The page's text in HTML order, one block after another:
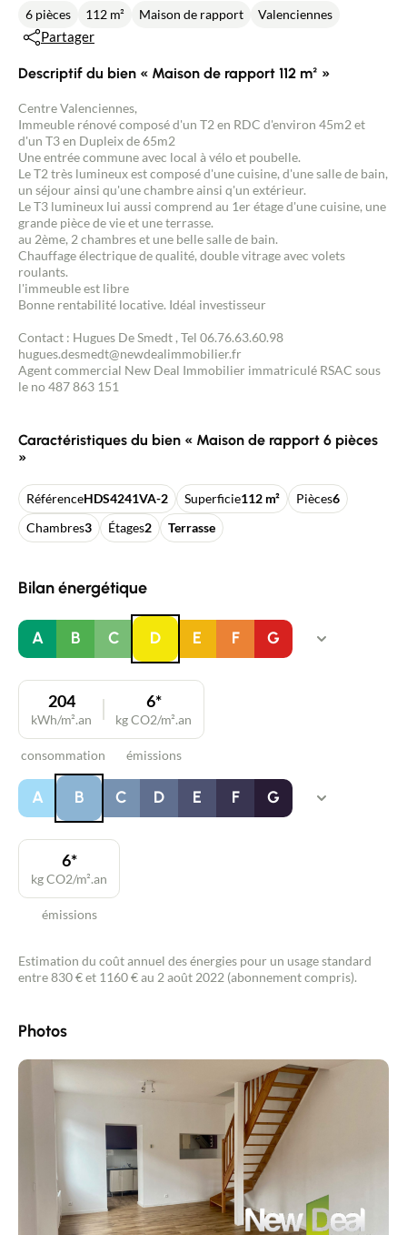
6 pièces 112 m² Maison de rapport Valenciennes
Partager
Descriptif du bien « Maison de rapport 112 m² »
Centre Valenciennes,
Immeuble rénové composé d'un T2 en RDC d'environ 45m2 et
d'un T3 en Dupleix de 65m2
Une entrée commune avec local à vélo et poubelle.
Le T2 très lumineux est composé d'une cuisine, d'une salle de bain,
un séjour ainsi qu'une chambre ainsi q'un extérieur.
Le T3 lumineux lui aussi comprend au 1er étage d'une cuisine, une
grande pièce de vie et une terrasse.
au 2ème, 2 chambres et une belle salle de bain.
Chauffage électrique de qualité, double vitrage avec volets
roulants.
l'immeuble est libre
Bonne rentabilité locative. Idéal investisseur
Contact : Hugues De Smedt , Tel 06.76.63.60.98
hugues.desmedt@newdealimmobilier.fr
Agent commercial New Deal Immobilier immatriculé RSAC sous
le no 487 863 151
Caractéristiques du bien « Maison de rapport 6 pièces
»
RéférenceHDS4241VA-2 Superficie112 m² Pièces6
Chambres3 Étages2 Terrasse
Bilan énergétique
A B C D E F G
consommation
204
kWh/m².an
émissions
6*
kg CO2/m².an
A B C D E F G
émissions
6*
kg CO2/m².an
Estimation du coût annuel des énergies pour un usage standard
entre 830 € et 1160 € au 2 août 2022 (abonnement compris).
Photos